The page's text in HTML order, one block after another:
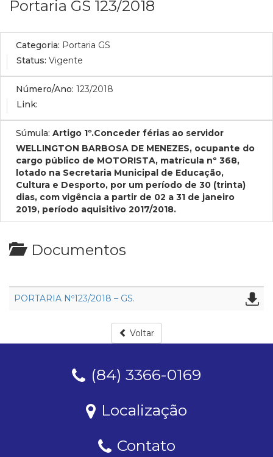
Portaria GS 123/2018
Categoria: Portaria GS
Status: Vigente
Número/Ano: 123/2018
Link:
Súmula: Artigo 1º.Conceder férias ao servidor
WELLINGTON BARBOSA DE MENEZES, ocupante do
cargo público de MOTORISTA, matrícula nº 368,
lotado na Secretaria Municipal de Educação,
Cultura e Desporto, por um período de 30 (trinta)
dias, com vigência a partir de 02 a 31 de janeiro
2019, período aquisitivo 2017/2018.
Documentos
PORTARIA Nº123/2018 – GS.
Voltar
(84) 3366-0169
Localização
Contato